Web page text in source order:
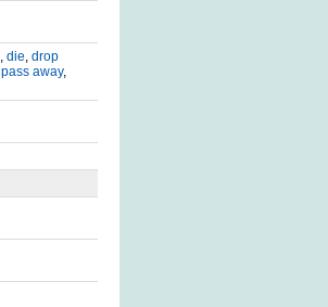
, die, drop
pass away,